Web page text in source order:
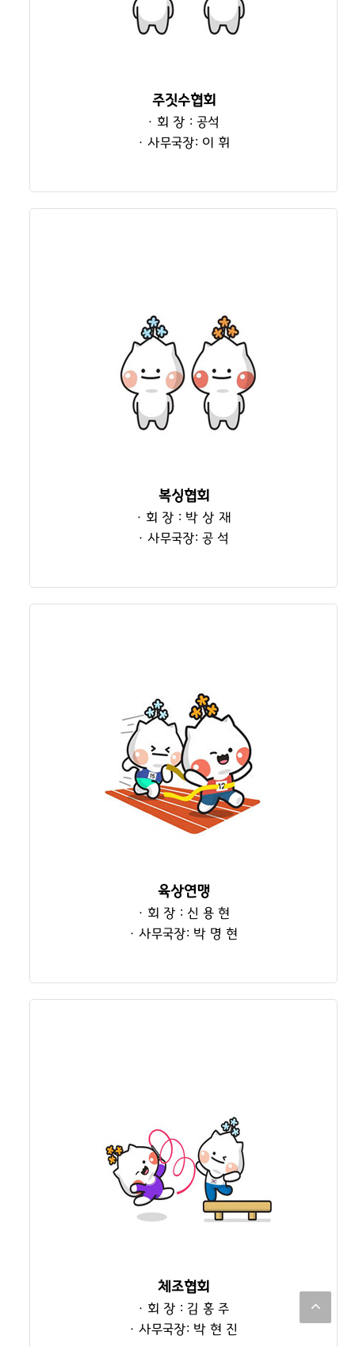
주짓수협회
· 회 장 : 공석
· 사무국장: 이 휘
복싱협회
· 회 장 : 박 상 재
· 사무국장: 공 석
육상연맹
· 회 장 : 신 용 현
· 사무국장: 박 명 현
체조협회
· 회 장 : 김 홍 주
· 사무국장: 박 현 진